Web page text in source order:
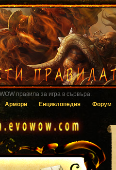
EVOWOW чрез системата за гласуване.
Армори Енциклопедия Форум